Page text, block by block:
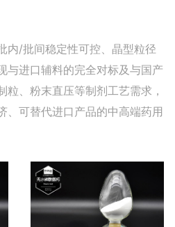
内/批间稳定性可控、晶型粒径
与进口辅料的完全对标及与国产
粒、粉末直压等制剂工艺需求，
、可替代进口产品的中高端药用